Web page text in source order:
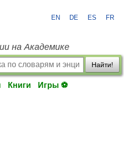
EN DE ES FR
на Академике
Найти!
Книги Игры ⚽